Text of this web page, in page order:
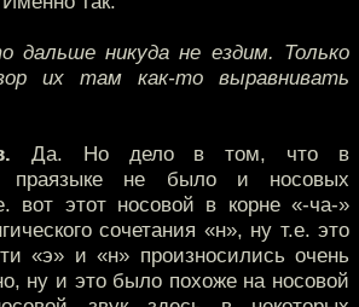
дальше никуда не ездим. Только
их там как-то выравнивать
Да. Но дело в том, что в
праязыке не было и носовых
вот этот носовой в корне «-ча-»
сочетания «н», ну т.е. это
«э» и «н» произносились очень
ну и это было похоже на носовой